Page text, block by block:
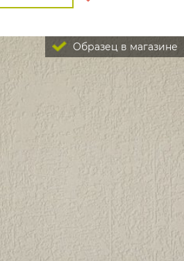
Образец в магазине